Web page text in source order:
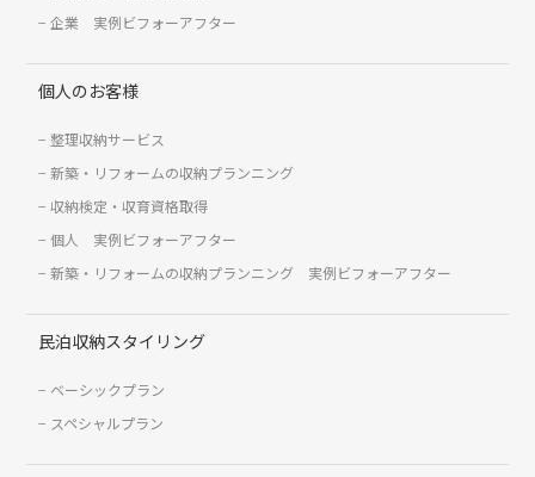
企業 実例ビフォーアフター
個人のお客様
整理収納サービス
新築・リフォームの収納プランニング
収納検定・収育資格取得
個人 実例ビフォーアフター
新築・リフォームの収納プランニング 実例ビフォーアフター
民泊収納スタイリング
ベーシックプラン
スペシャルプラン